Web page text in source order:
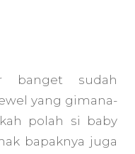
banget sudah
yang gimana-
polah si baby
bapaknya juga